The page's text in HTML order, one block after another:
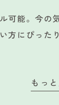
可能。今の
方にぴった
もっ